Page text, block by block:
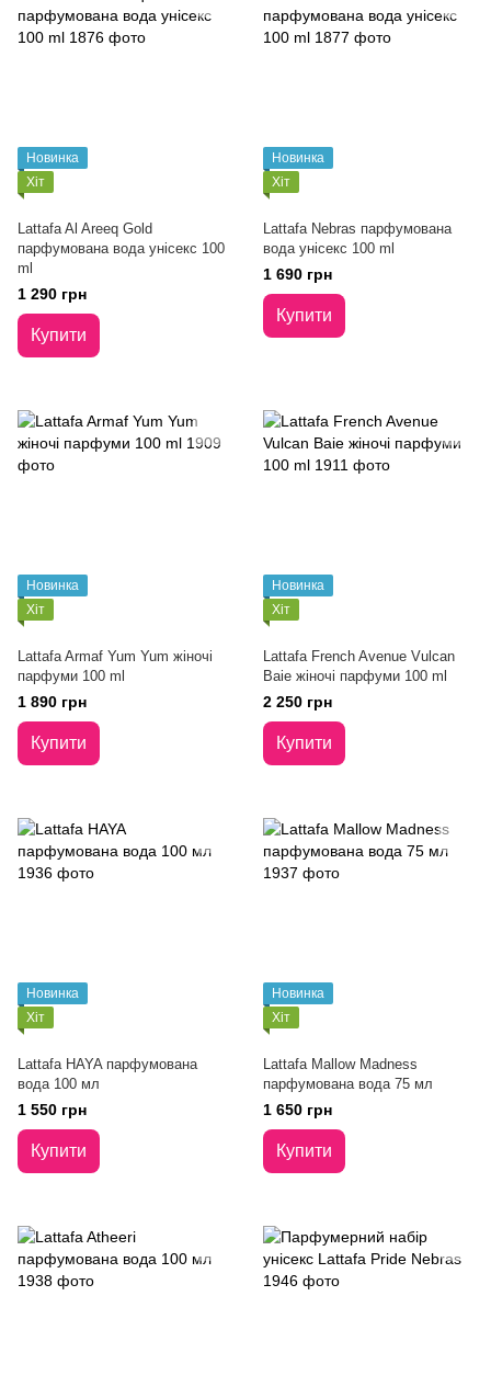
Новинка
Хіт
Lattafa Al Areeq Gold
парфумована вода унісекс 100
ml
1 290 грн
Купити
Новинка
Хіт
Lattafa Nebras парфумована
вода унісекс 100 ml
1 690 грн
Купити
Новинка
Хіт
Lattafa Armaf Yum Yum жіночі
парфуми 100 ml
1 890 грн
Купити
Новинка
Хіт
Lattafa French Avenue Vulcan
Baie жіночі парфуми 100 ml
2 250 грн
Купити
Новинка
Хіт
Lattafa HAYA парфумована
вода 100 мл
1 550 грн
Купити
Новинка
Хіт
Lattafa Mallow Madness
парфумована вода 75 мл
1 650 грн
Купити